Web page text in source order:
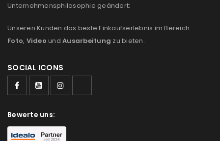
Unternehmensphilosophie geändert:
Unseren Kunden das beste Einkaufserlebnis im Bereich
Foto, Video und Ausarbeitung zu bieten.
SOCIAL ICONS
Bewerte uns: